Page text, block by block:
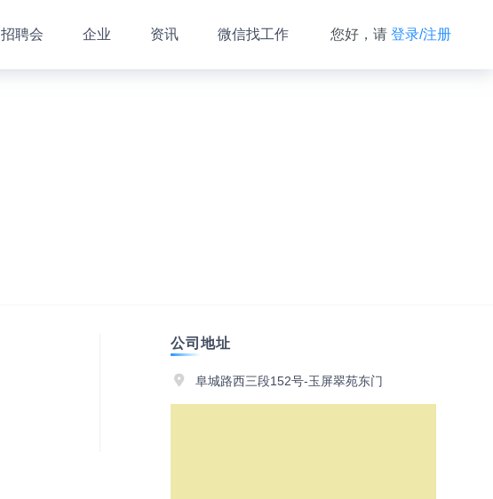
招聘会 企业 资讯 微信找工作 您好，请 登录/注册
公司地址
阜城路西三段152号-玉屏翠苑东门